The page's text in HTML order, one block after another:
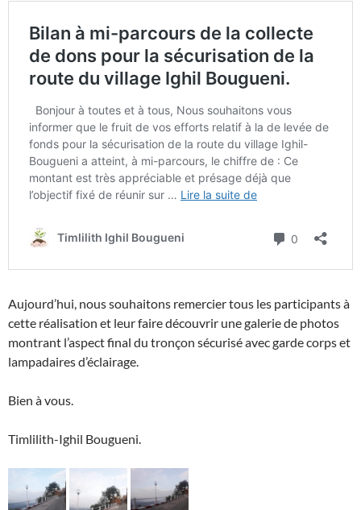
Aujourd’hui, nous souhaitons remercier tous les participants à
cette réalisation et leur faire découvrir une galerie de photos
montrant l’aspect final du tronçon sécurisé avec garde corps et
lampadaires d’éclairage.
Bien à vous.
Timlilith-Ighil Bougueni.